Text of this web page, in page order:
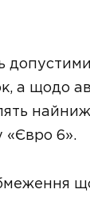
а щодо
«Євро 6».